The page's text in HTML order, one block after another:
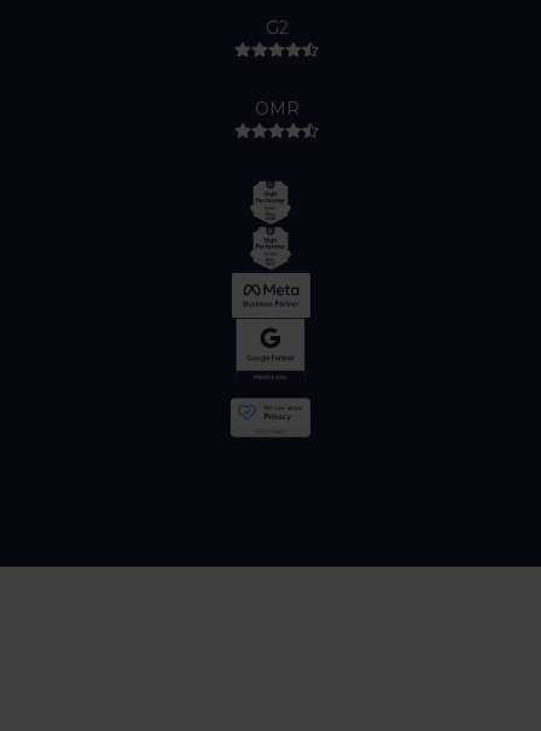
G2
OMR